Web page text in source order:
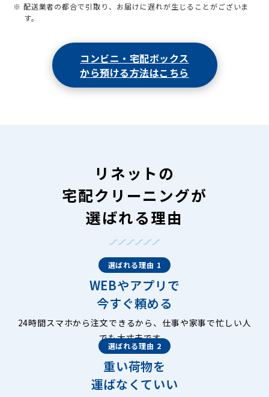
※ 配送業者の都合で引取り、お届けに遅れが生じることがございま
す。
コンビニ・宅配ボックス
から預ける方法はこちら
リネットの
宅配クリーニングが
選ばれる理由
選ばれる理由 1
WEBやアプリで
今すぐ頼める
24時間スマホから注文できるから、仕事や家事で忙しい人
でも大丈夫です。
選ばれる理由 2
重い荷物を
運ばなくていい